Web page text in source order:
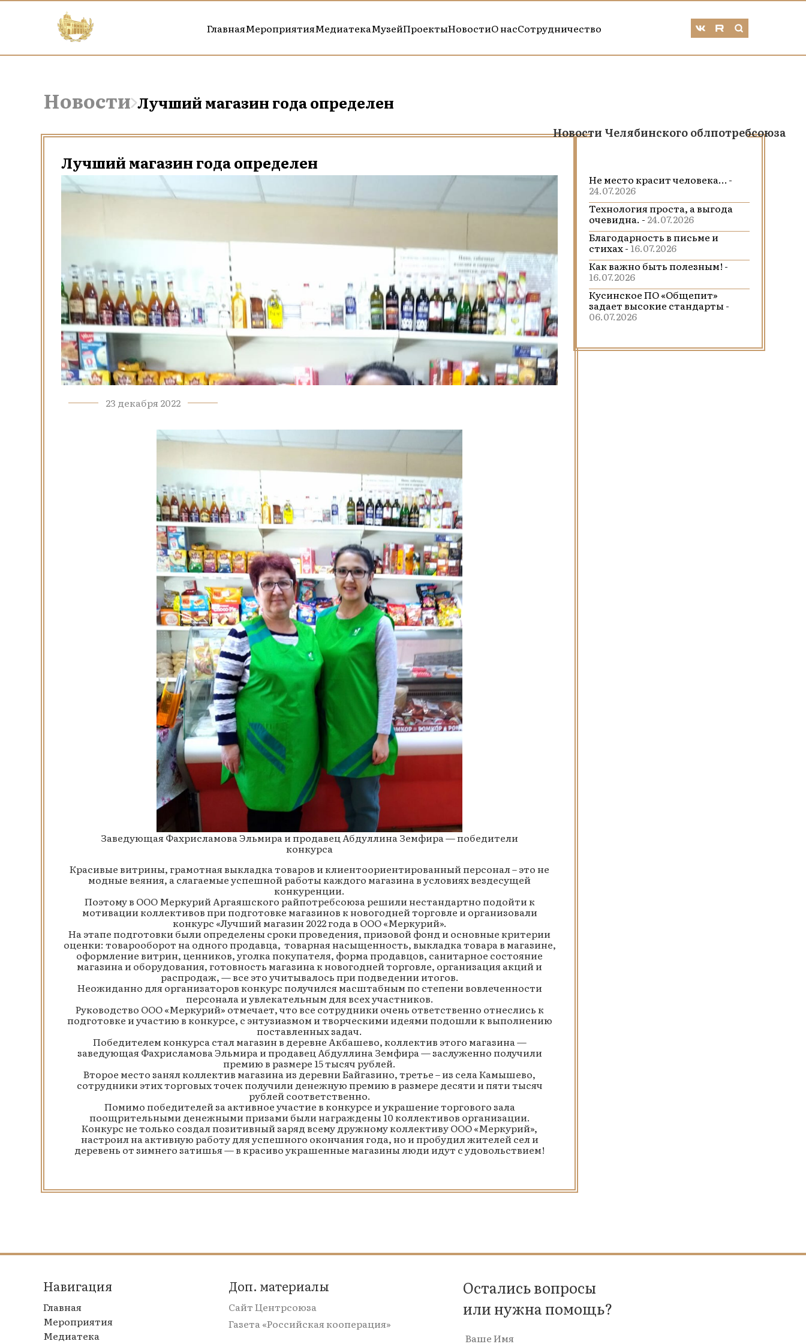
ГлавнаяМероприятияМедиатекаМузейПроектыНовостиО насСотрудничество
Новости Лучший магазин года определен
Лучший магазин года определен
23 декабря 2022
Заведующая Фахрисламова Эльмира и продавец Абдуллина Земфира — победители
конкурса
Красивые витрины, грамотная выкладка товаров и клиентоориентированный персонал – это не
модные веяния, а слагаемые успешной работы каждого магазина в условиях вездесущей
конкуренции.
Поэтому в ООО Меркурий Аргаяшского райпотребсоюза решили нестандартно подойти к
мотивации коллективов при подготовке магазинов к новогодней торговле и организовали
конкурс «Лучший магазин 2022 года в ООО «Меркурий».
На этапе подготовки были определены сроки проведения, призовой фонд и основные критерии
оценки: товарооборот на одного продавца, товарная насыщенность, выкладка товара в магазине,
оформление витрин, ценников, уголка покупателя, форма продавцов, санитарное состояние
магазина и оборудования, готовность магазина к новогодней торговле, организация акций и
распродаж, — все это учитывалось при подведении итогов.
Неожиданно для организаторов конкурс получился масштабным по степени вовлеченности
персонала и увлекательным для всех участников.
Руководство ООО «Меркурий» отмечает, что все сотрудники очень ответственно отнеслись к
подготовке и участию в конкурсе, с энтузиазмом и творческими идеями подошли к выполнению
поставленных задач.
Победителем конкурса стал магазин в деревне Акбашево, коллектив этого магазина —
заведующая Фахрисламова Эльмира и продавец Абдуллина Земфира — заслуженно получили
премию в размере 15 тысяч рублей.
Второе место занял коллектив магазина из деревни Байгазино, третье – из села Камышево,
сотрудники этих торговых точек получили денежную премию в размере десяти и пяти тысяч
рублей соответственно.
Помимо победителей за активное участие в конкурсе и украшение торгового зала
поощрительными денежными призами были награждены 10 коллективов организации.
Конкурс не только создал позитивный заряд всему дружному коллективу ООО «Меркурий»,
настроил на активную работу для успешного окончания года, но и пробудил жителей сел и
деревень от зимнего затишья — в красиво украшенные магазины люди идут с удовольствием!
Новости Челябинского облпотребсоюза
Не место красит человека… -
24.07.2026
Технология проста, а выгода
очевидна. - 24.07.2026
Благодарность в письме и
стихах -16.07.2026
Как важно быть полезным! -
16.07.2026
Кусинское ПО «Общепит»
задает высокие стандарты -
06.07.2026
Навигация
Главная
Мероприятия
Медиатека
Доп. материалы
Сайт Центрсоюза
Газета «Российская кооперация»
Остались вопросы
или нужна помощь?